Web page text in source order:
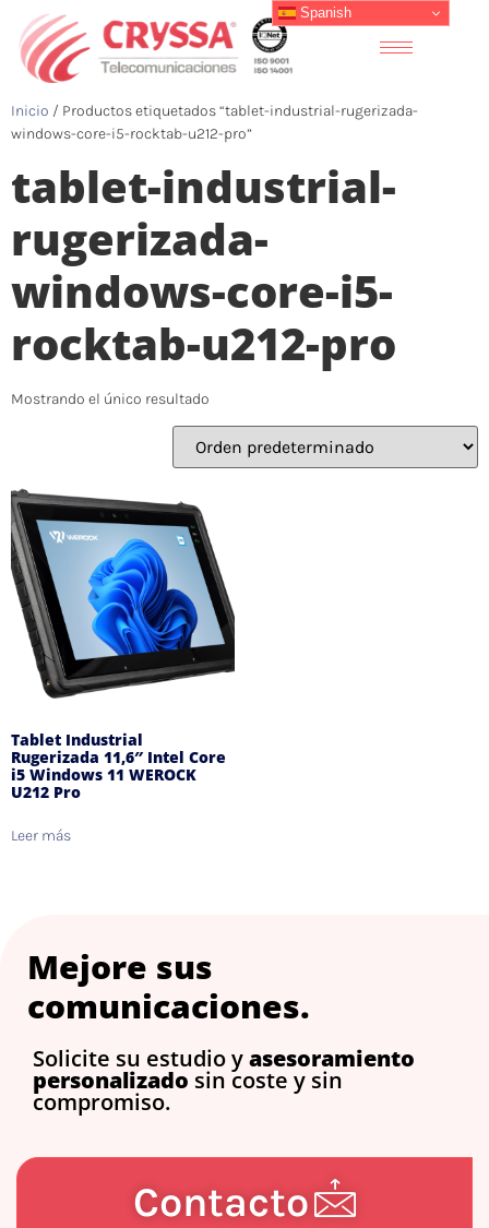
Inicio / Productos etiquetados “tablet-industrial-rugerizada-
windows-core-i5-rocktab-u212-pro”
tablet-industrial-
rugerizada-
windows-core-i5-
rocktab-u212-pro
Mostrando el único resultado
Tablet Industrial
Rugerizada 11,6″ Intel Core
i5 Windows 11 WEROCK
U212 Pro
Leer más
Mejore sus
comunicaciones.
Solicite su estudio yasesoramiento
personalizado sin coste y sin
compromiso.
Contacto
Spanish